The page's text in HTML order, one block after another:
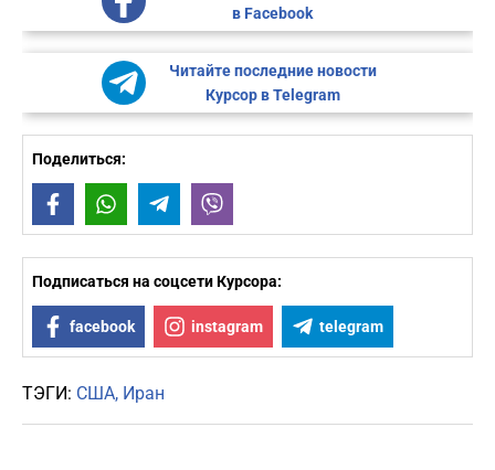
в Facebook
Читайте последние новости
Курсор в Telegram
Поделиться:
FacebookWhatsAppTelegram
Подписаться на соцсети Курсора:
facebook instagram telegram
ТЭГИ: США Иран